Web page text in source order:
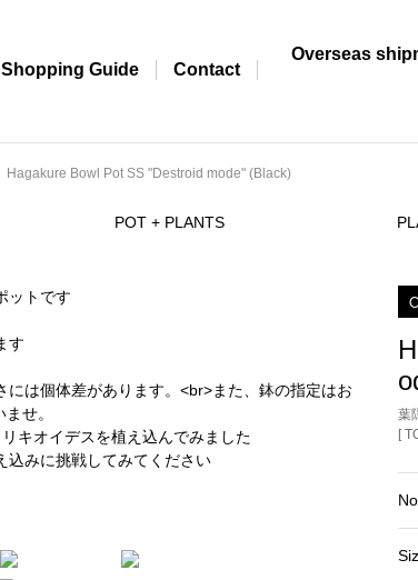
Overseas
Shopping Guide Contact
Hagakure Bowl Pot SS "Destroid mode" (Black)
POT + PLANTS
葉
[
No